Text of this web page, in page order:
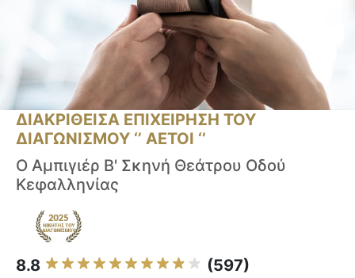
ΔΙΑΚΡΙΘΕΙΣΑ ΕΠΙΧΕΙΡΗΣΗ ΤΟΥ
ΔΙΑΓΩΝΙΣΜΟΥ ‘’ ΑΕΤΟΙ ‘’
O Αμπιγιέρ Β' Σκηνή Θεάτρου Οδού
Κεφαλληνίας
8.8 (597)